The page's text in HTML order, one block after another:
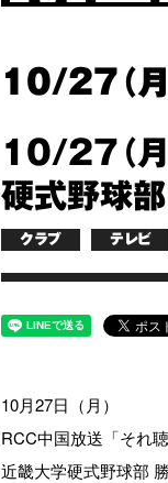
10/27（月
10/27（月
硬式野球
クラブ テレビ
10月27日（月）
RCC中国放送「それ
近畿大学硬式野球部